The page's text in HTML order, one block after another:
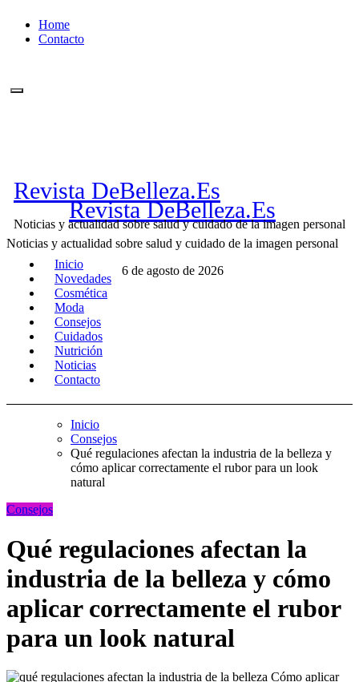
Home
Contacto
Revista DeBelleza.Es
Noticias y actualidad sobre salud y cuidado de la imagen personal
6 de agosto de 2026
Revista DeBelleza.Es
Noticias y actualidad sobre salud y cuidado de la imagen personal
Inicio
Novedades
Cosmética
Moda
Consejos
Cuidados
Nutrición
Noticias
Contacto
Inicio
Consejos
Qué regulaciones afectan la industria de la belleza y
cómo aplicar correctamente el rubor para un look
natural
Consejos
Qué regulaciones afectan la
industria de la belleza y cómo
aplicar correctamente el rubor
para un look natural